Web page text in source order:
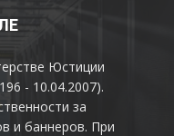
Юстиции
- 10.04.2007).
за
и баннеров. При